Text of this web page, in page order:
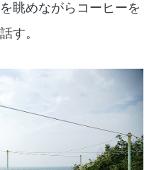
眺めながらコーヒーを
す。